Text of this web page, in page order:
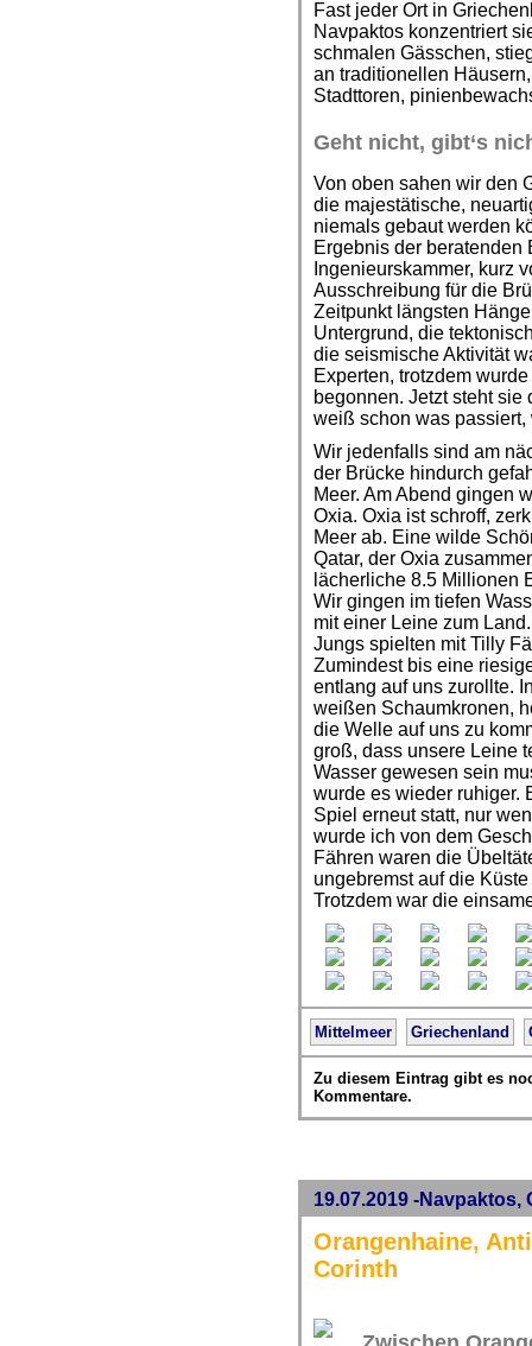
Fast jeder Ort in
Navpaktos konzentriert
schmalen Gässchen,
an traditionellen
Stadttoren,
Geht nicht, gibt‘s
Von oben sahen wir den
die majestätische,
niemals gebaut werden
Ergebnis der beratenden
Ingenieurskammer, kurz
Ausschreibung für die
Zeitpunkt längsten
Untergrund, die
die seismische Aktivität
Experten, trotzdem
begonnen. Jetzt steht sie
weiß schon was
Wir jedenfalls sind am
der Brücke hindurch
Meer. Am Abend gingen
Oxia. Oxia ist schroff,
Meer ab. Eine wilde
Qatar, der Oxia
lächerliche 8.5 Millionen
Wir gingen im tiefen
mit einer Leine zum
Jungs spielten mit Tilly
Zumindest bis eine
entlang auf uns zurollte.
weißen Schaumkronen,
die Welle auf uns zu
groß, dass unsere Leine
Wasser gewesen sein
wurde es wieder ruhiger.
Spiel erneut statt, nur
wurde ich von dem
Fähren waren die
ungebremst auf die
Trotzdem war die
Mittelmeer Griechenland
Zu diesem Eintrag gibt es
Kommentare.
19.07.2019 -Navpaktos,
Orangenhaine,
Corinth